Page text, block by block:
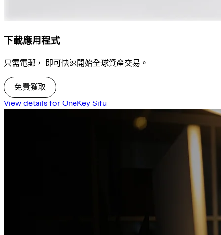
下載應用程式
只需電郵， 即可快速開始全球資產交易。
免費獲取
View details for OneKey Sifu